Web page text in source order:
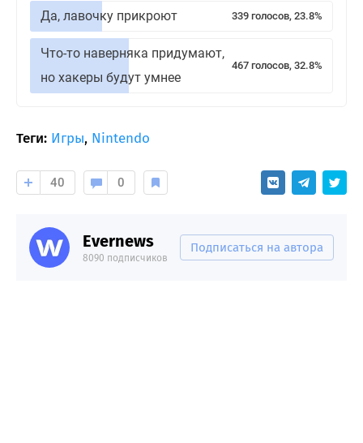
Да, лавочку прикроют 339 голосов, 23.8%
Что-то наверняка придумают,
но хакеры будут умнее
467 голосов, 32.8%
Теги: Игры, Nintendo
40 0
Evernews
8090 подписчиков
Подписаться на автора